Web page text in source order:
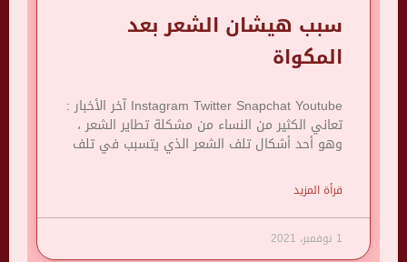
سبب هيشان الشعر بعد
المكواة
Instagram Twitter Snapchat Youtube آخر الأخبار :
تعاني الكثير من النساء من مشكلة تطاير الشعر ،
وهو أحد أشكال تلف الشعر الذي يتسبب في تلف
قرأة المزيد
1 نوفمبر، 2021